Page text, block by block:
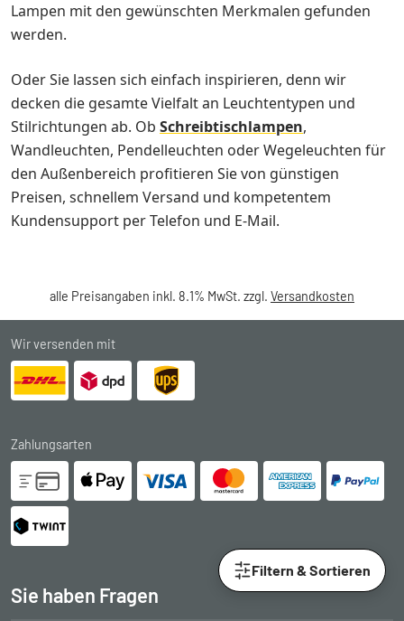
Filtern & Sortieren
Lampen mit den gewünschten Merkmalen gefunden
werden.
Oder Sie lassen sich einfach inspirieren, denn wir
decken die gesamte Vielfalt an Leuchtentypen und
Stilrichtungen ab. Ob Schreibtischlampen,
Wandleuchten, Pendelleuchten oder Wegeleuchten für
den Außenbereich profitieren Sie von günstigen
Preisen, schnellem Versand und kompetentem
Kundensupport per Telefon und E-Mail.
alle Preisangaben inkl. 8.1% MwSt. zzgl. Versandkosten
Wir versenden mit
Zahlungsarten
Sie haben Fragen